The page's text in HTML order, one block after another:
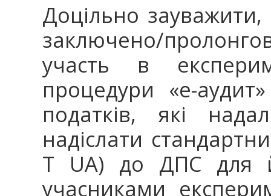
Доцільно
заключено/
участь в
процедури «е-
податків, які
надіслати
T UA) до ДПС для
учасниками